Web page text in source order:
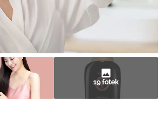
19 fotek